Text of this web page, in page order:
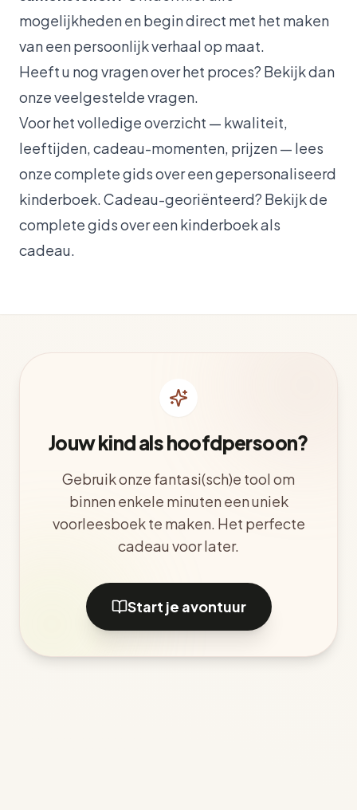
mogelijkhedenen begin direct met het maken
van een persoonlijk verhaal op maat.
Heeft u nog vragen over het proces? Bekijk dan
onzeveelgestelde vragen.
Voor het volledige overzicht — kwaliteit,
leeftijden, cadeau-momenten, prijzen — lees
onzecomplete gids over een gepersonaliseerd
kinderboek. Cadeau-georiënteerd? Bekijk de
complete gids over een kinderboek als
cadeau.
Jouw kind als hoofdpersoon?
Gebruik onze fantasi(sch)e tool om
binnen enkele minuten een uniek
voorleesboek te maken. Het perfecte
cadeau voor later.
Start je avontuur